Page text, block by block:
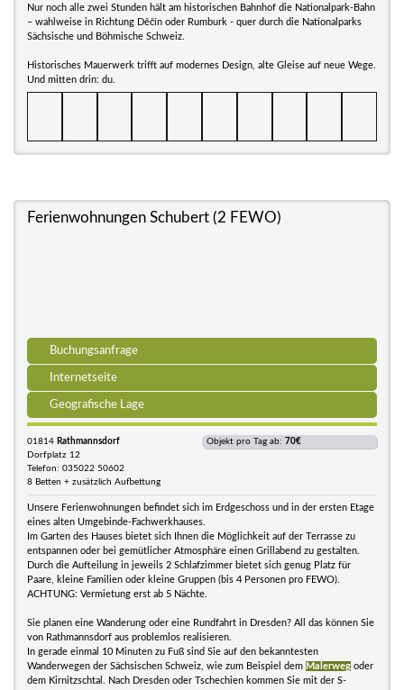
Nur noch alle zwei Stunden hält am historischen Bahnhof die Nationalpark-Bahn
– wahlweise in Richtung Děčín oder Rumburk - quer durch die Nationalparks
Sächsische und Böhmische Schweiz.
Historisches Mauerwerk trifft auf modernes Design, alte Gleise auf neue Wege.
Und mitten drin: du.
Ferienwohnungen Schubert (2 FEWO)
Buchungsanfrage
Internetseite
Geografische Lage
01814 Rathmannsdorf
Dorfplatz 12
Telefon: 035022 50602
8 Betten + zusätzlich Aufbettung
Objekt pro Tag ab: 70€
Unsere Ferienwohnungen befindet sich im Erdgeschoss und in der ersten Etage
eines alten Umgebinde-Fachwerkhauses.
Im Garten des Hauses bietet sich Ihnen die Möglichkeit auf der Terrasse zu
entspannen oder bei gemütlicher Atmosphäre einen Grillabend zu gestalten.
Durch die Aufteilung in jeweils 2 Schlafzimmer bietet sich genug Platz für
Paare, kleine Familien oder kleine Gruppen (bis 4 Personen pro FEWO).
ACHTUNG: Vermietung erst ab 5 Nächte.
Sie planen eine Wanderung oder eine Rundfahrt in Dresden? All das können Sie
von Rathmannsdorf aus problemlos realisieren.
In gerade einmal 10 Minuten zu Fuß sind Sie auf den bekanntesten
Wanderwegen der Sächsischen Schweiz, wie zum Beispiel dem Malerweg oder
dem Kirnitzschtal. Nach Dresden oder Tschechien kommen Sie mit der S-